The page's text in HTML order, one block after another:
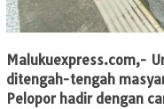
Malukuexpress.com,-
ditengah-tengah
Pelopor hadir dengan